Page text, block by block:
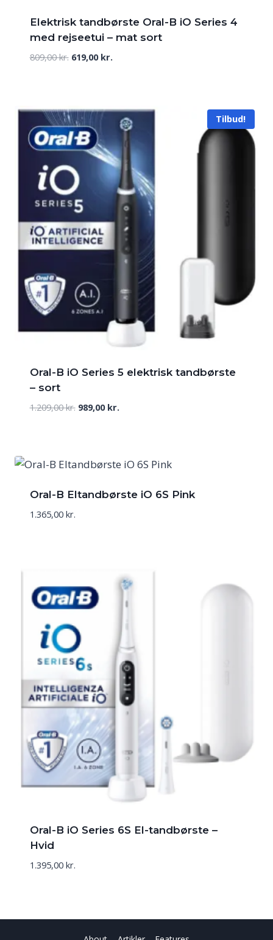
Elektrisk tandbørste Oral-B iO Series 4
med rejseetui – mat sort
809,00kr. Den
809,00 kr..
619,00 kr.
619,00 kr..
Tilbud!
Oral-B iO Series 5 elektrisk tandbørste
– sort
1.209,00kr. Den
1.209,00 kr..
989,00 kr.Den
989,00 kr..
Oral-B Eltandbørste iO 6S Pink
1.365,00 kr.
Oral-B iO Series 6S El-tandbørste –
Hvid
1.395,00 kr.